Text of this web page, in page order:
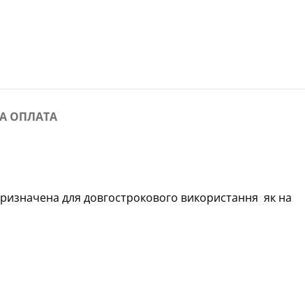
ОПЛАТА
для довгострокового використання як на